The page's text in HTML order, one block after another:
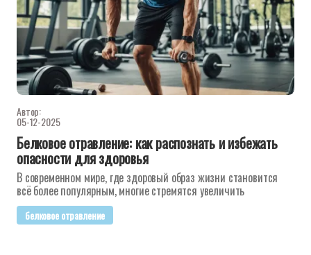
Автор:
05-12-2025
Белковое отравление: как распознать и избежать
опасности для здоровья
В современном мире, где здоровый образ жизни становится
всё более популярным, многие стремятся увеличить
белковое отравление